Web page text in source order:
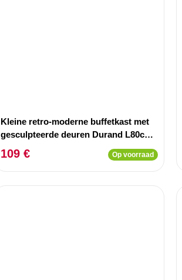
Kleine retro-moderne buffetkast met
gesculpteerde deuren Durand L80cm
Grijs eiken
109 € Op voorraad